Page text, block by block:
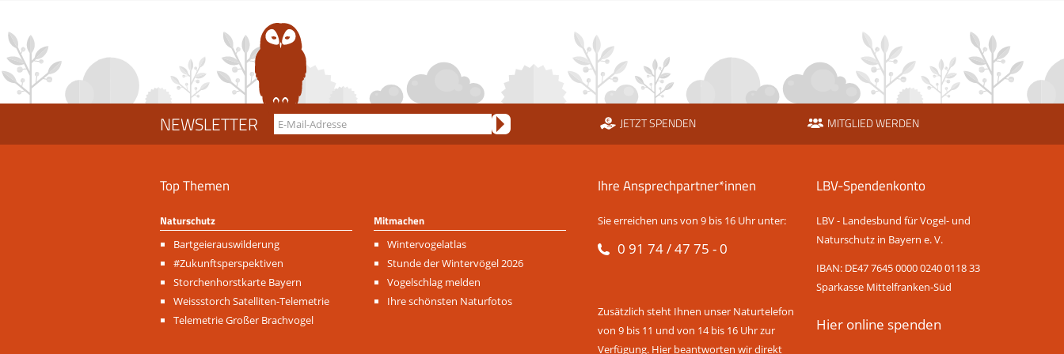
NEWSLETTER JETZT SPENDEN MITGLIED WERDEN
Top Themen
Naturschutz
Navigation
überspringen
Bartgeierauswilderung
#Zukunftsperspektiven
Storchenhorstkarte Bayern
Weissstorch Satelliten-Telemetrie
Telemetrie Großer Brachvogel
Mitmachen
Navigation
überspringen
Wintervogelatlas
Stunde der Wintervögel 2026
Vogelschlag melden
Ihre schönsten Naturfotos
Ihre Ansprechpartner*innen
Sie erreichen uns von 9 bis 16 Uhr unter:
0 91 74 / 47 75 - 0
Zusätzlich steht Ihnen unser Naturtelefon
von 9 bis 11 und von 14 bis 16 Uhr zur
Verfügung. Hier beantworten wir direkt
LBV-Spendenkonto
LBV - Landesbund für Vogel- und
Naturschutz in Bayern e. V.
IBAN: DE47 7645 0000 0240 0118 33
Sparkasse Mittelfranken-Süd
Hier online spenden